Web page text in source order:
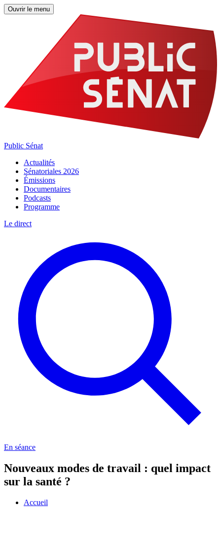
Ouvrir le menu
Public Sénat
Actualités
Sénatoriales 2026
Émissions
Documentaires
Podcasts
Programme
Le direct
En séance
Nouveaux modes de travail : quel impact
sur la santé ?
Accueil